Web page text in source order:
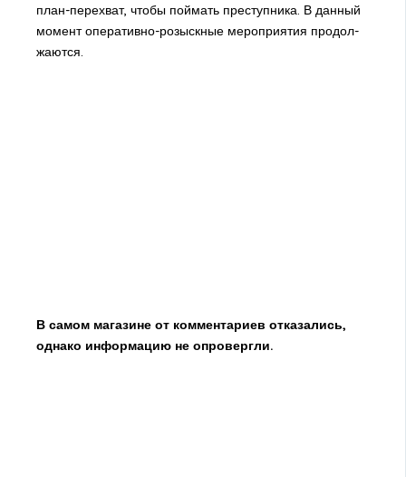
план-пе­ре­хват, что­бы пой­мать пре­ступ­ни­ка. В дан­ный
мо­мент опе­ра­тив­но-ро­зыск­ные ме­ро­при­я­тия про­дол­
жа­ют­ся.
В са­мом ма­га­зи­не от ком­мен­та­ри­ев от­ка­за­лись,
од­на­ко ин­фор­ма­цию не опро­верг­ли.